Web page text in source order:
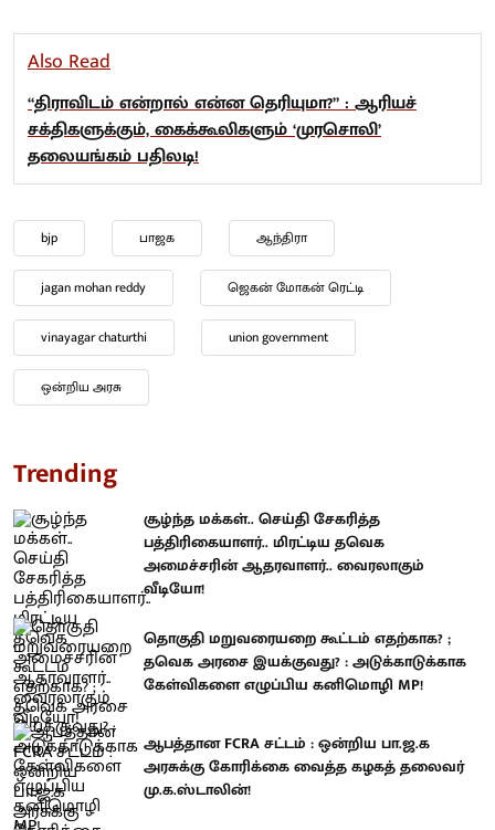
Also Read
“திராவிடம் என்றால் என்ன தெரியுமா?” : ஆரியச்
சக்திகளுக்கும், கைக்கூலிகளும் ‘முரசொலி’
தலையங்கம் பதிலடி!
bjp பாஜக ஆந்திரா
jagan mohan reddy ஜெகன் மோகன் ரெட்டி
vinayagar chaturthi union government
ஒன்றிய அரசு
Trending
சூழ்ந்த மக்கள்.. செய்தி சேகரித்த
பத்திரிகையாளர்.. மிரட்டிய தவெக
அமைச்சரின் ஆதரவாளர்.. வைரலாகும்
வீடியோ!
தொகுதி மறுவரையறை கூட்டம் எதற்காக? ;
தவெக அரசை இயக்குவது? : அடுக்காடுக்காக
கேள்விகளை எழுப்பிய கனிமொழி MP!
ஆபத்தான FCRA சட்டம் : ஒன்றிய பா.ஜ.க
அரசுக்கு கோரிக்கை வைத்த கழகத் தலைவர்
மு.க.ஸ்டாலின்!